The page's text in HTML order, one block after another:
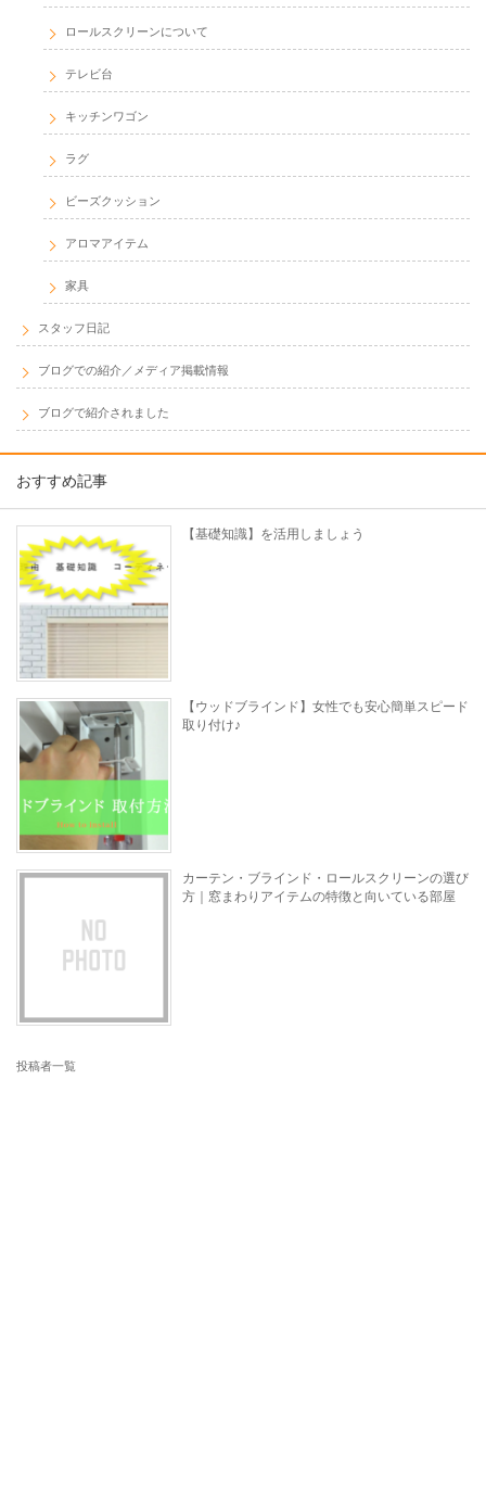
ビーズクッション
アロマアイテム
家具
スタッフ日記
ブログでの紹介／メディア掲載情報
ブログで紹介されました
【基礎知識】を活用しましょう
【ウッドブラインド】女性でも安心簡単スピード
カーテン・ブラインド・ロールスクリーンの選び
方｜窓まわりアイテムの特徴と向いている部屋